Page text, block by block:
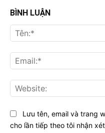
BÌNH LUẬN
Lưu tên, email và trang
cho lần tiếp theo tôi nhận